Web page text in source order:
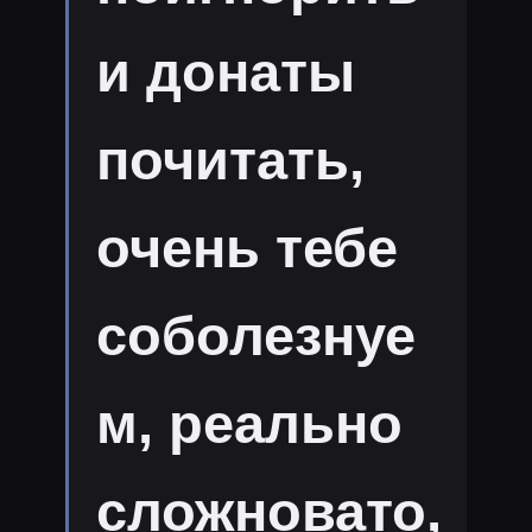
и донаты
почитать,
очень тебе
соболезнуе
м, реально
сложновато,